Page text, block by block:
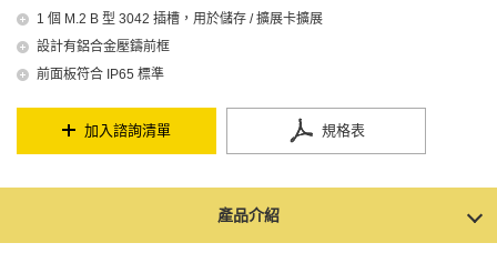
1 個 M.2 B 型 3042 插槽，用於儲存 / 擴展卡擴展
設計有鋁合金壓鑄前框
前面板符合 IP65 標準
加入諮詢清單 規格表
產品介紹